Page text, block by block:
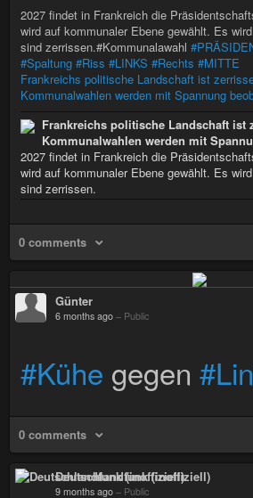
2027 findet in Frankreich die
wird auf kommunaler Ebene gewählt. Es
sind zerrissen.#Kommunalawahl
#Spaltung #Riss #LINKS #Rechts #MITTE
Frankreichs politische Landschaft ist
Kommunalwahlen werden mit Spannung
Frankreichs politische Landschaft ist
Kommunalwahlen werden mit
2027 findet in Frankreich die
wird auf kommunaler Ebene gewählt. Es
sind zerrissen.
0 comments
Günter
6 months ago – Public
#Kühe gegen
0 comments
Deutschlandfunk (inoffiziell)
9 months ago – Public